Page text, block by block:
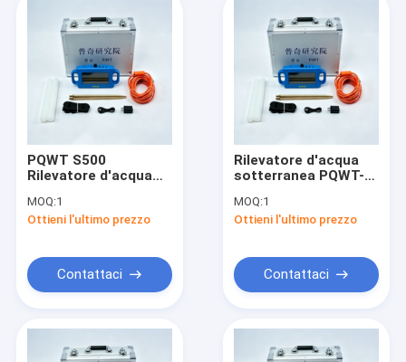
PQWT S500
Rilevatore d'acqua
con schermo
touchscreen da 7
MOQ:1
Ottieni l'ultimo prezzo
Contattaci
Rilevatore d'acqua
sotterranea PQWT-
LCD, profondità
500m
MOQ:1
Ottieni l'ultimo prezzo
Contattaci